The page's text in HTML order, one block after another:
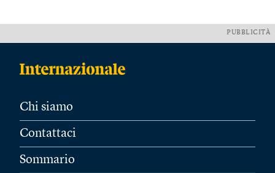
PUBBLICITÀ
Chi siamo
Contattaci
Sommario